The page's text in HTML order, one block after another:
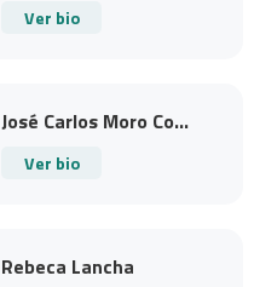
Ver bio
José Carlos Moro Co...
Ver bio
Rebeca Lancha